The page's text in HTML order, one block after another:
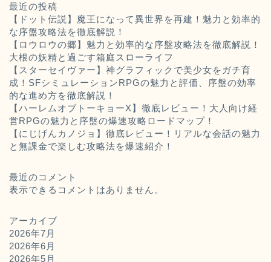
最近の投稿
【ドット伝説】魔王になって異世界を再建！魅力と効率的
な序盤攻略法を徹底解説！
【ロウロウの郷】魅力と効率的な序盤攻略法を徹底解説！
大根の妖精と過ごす箱庭スローライフ
【スターセイヴァー】神グラフィックで美少女をガチ育
成！SFシミュレーションRPGの魅力と評価、序盤の効率
的な進め方を徹底解説！
【ハーレムオブトーキョーX】徹底レビュー！大人向け経
営RPGの魅力と序盤の爆速攻略ロードマップ！
【にじげんカノジョ】徹底レビュー！リアルな会話の魅力
と無課金で楽しむ攻略法を爆速紹介！
最近のコメント
表示できるコメントはありません。
アーカイブ
2026年7月
2026年6月
2026年5月